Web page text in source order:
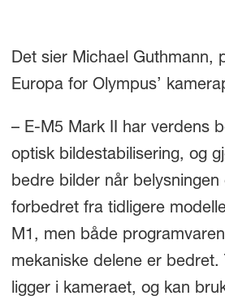
Det sier Michael Guthmann,
Europa for Olympus’
– E-M5 Mark II har verdens
optisk bildestabilisering, og
bedre bilder når
forbedret fra tidligere
M1, men både
mekaniske delene er bedret.
ligger i kameraet, og kan